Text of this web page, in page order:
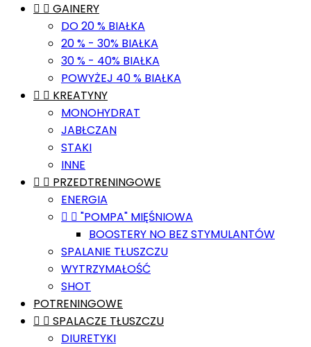
  GAINERY
DO 20 % BIAŁKA
20 % - 30% BIAŁKA
30 % - 40% BIAŁKA
POWYŻEJ 40 % BIAŁKA
  KREATYNY
MONOHYDRAT
JABŁCZAN
STAKI
INNE
  PRZEDTRENINGOWE
ENERGIA
  "POMPA" MIĘŚNIOWA
BOOSTERY NO BEZ STYMULANTÓW
SPALANIE TŁUSZCZU
WYTRZYMAŁOŚĆ
SHOT
POTRENINGOWE
  SPALACZE TŁUSZCZU
DIURETYKI